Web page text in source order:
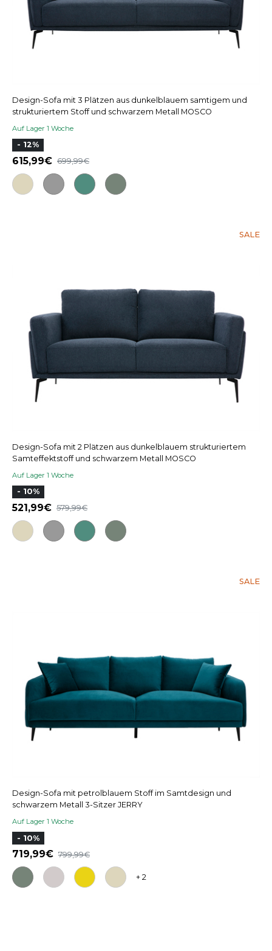
Design-Sofa mit 3 Plätzen aus dunkelblauem samtigem und
strukturiertem Stoff und schwarzem Metall MOSCO
Auf Lager 1 Woche
- 12%
615,99 699,99
SALE
Design-Sofa mit 2 Plätzen aus dunkelblauem strukturiertem
Samteffektstoff und schwarzem Metall MOSCO
Auf Lager 1 Woche
- 10%
521,99 579,99
SALE
Design-Sofa mit petrolblauem Stoff im Samtdesign und
schwarzem Metall 3-Sitzer JERRY
Auf Lager 1 Woche
- 10%
719,99 799,99
+ 2